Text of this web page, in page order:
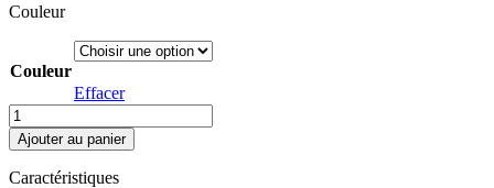
Couleur
Couleur
Effacer
quantité
de
Maxi.case
ABS.251
Ajouter au panier
Caractéristiques